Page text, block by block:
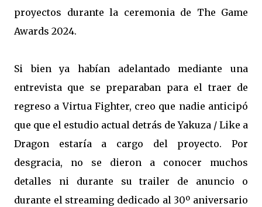
proyectos durante la ceremonia de The Game
Awards 2024.
Si bien ya habían adelantado mediante una
entrevista que se preparaban para el traer de
regreso a Virtua Fighter, creo que nadie anticipó
que que el estudio actual detrás de Yakuza / Like a
Dragon estaría a cargo del proyecto. Por
desgracia, no se dieron a conocer muchos
detalles ni durante su trailer de anuncio o
durante el streaming dedicado al 30º aniversario